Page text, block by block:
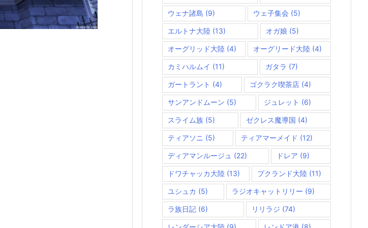
ウェナ諸島 (9) ウェ子集会 (5)
エルトナ大陸 (13) オガ娘 (5)
オーグリッド大陸 (4) オーグリード大陸 (4)
カミハルムイ (11) ガタラ (7)
ガートラント (4) ゴクラク喫茶店 (4)
サンアンドムーン (5) ジュレット (6)
スライム族 (5) ゼクレス魔導国 (4)
ティアソニ (5) ティアマーメイド (12)
ディアマンルージュ (22) ドレア (9)
ドワチャッカ大陸 (13) プクランド大陸 (11)
ユシュカ (5) ラジオキャットリリー (9)
ラ族日記 (6) リリラジ (74)